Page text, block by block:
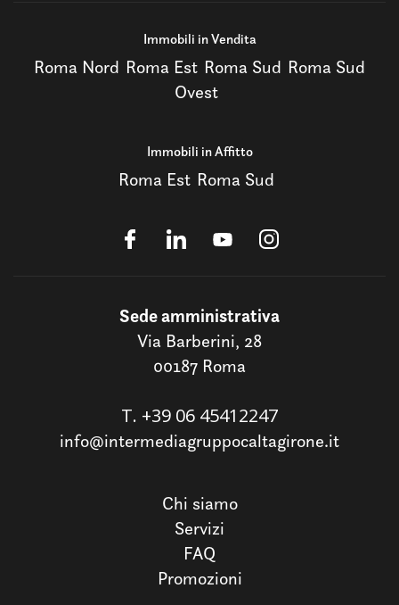
Immobili in Vendita
Roma Nord Roma Est Roma Sud Roma Sud
Ovest
Immobili in Affitto
Roma Est Roma Sud
Sede amministrativa
Via Barberini, 28
00187 Roma
T. +39 06 45412247
info@intermediagruppocaltagirone.it
Chi siamo
Servizi
FAQ
Promozioni